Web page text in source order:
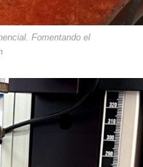
Fomentando el